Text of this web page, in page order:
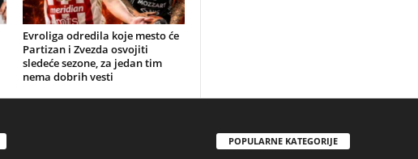
Evroliga odredila koje mesto će
Partizan i Zvezda osvojiti
sledeće sezone, za jedan tim
nema dobrih vesti
POPULARNE KATEGORIJE